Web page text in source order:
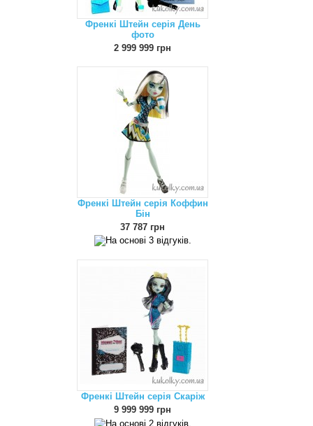
Френкі Штейн серія День
фото
2 999 999 грн
Френкі Штейн серія Коффин
Бін
37 787 грн
Френкі Штейн серія Скаріж
9 999 999 грн